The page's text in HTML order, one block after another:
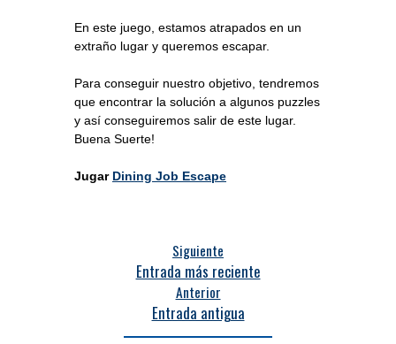
En este juego, estamos atrapados en un
extraño lugar y queremos escapar.
Para conseguir nuestro objetivo, tendremos
que encontrar la solución a algunos puzzles
y así conseguiremos salir de este lugar.
Buena Suerte!
Jugar Dining Job Escape
Siguiente
Entrada más reciente
Anterior
Entrada antigua